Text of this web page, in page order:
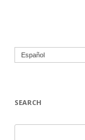
Español
SEARCH